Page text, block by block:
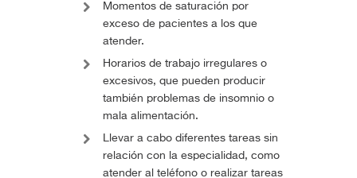
Momentos de saturación por
exceso de pacientes a los que
atender.
Horarios de trabajo irregulares o
excesivos, que pueden producir
también problemas de insomnio o
mala alimentación.
Llevar a cabo diferentes tareas sin
relación con la especialidad, como
atender al teléfono o realizar tareas